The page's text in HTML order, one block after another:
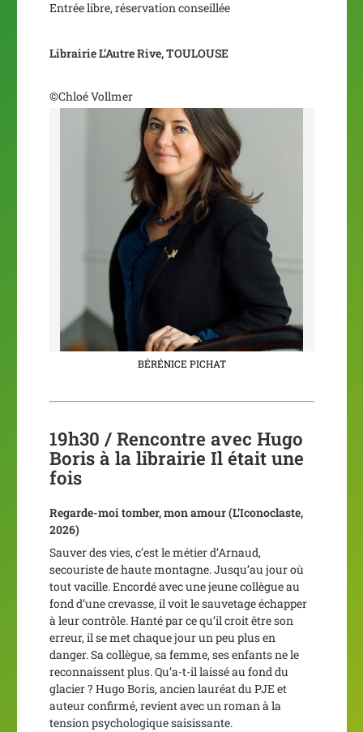
Entrée libre, réservation conseillée
Librairie L’Autre Rive, TOULOUSE
©Chloé Vollmer
BÉRÉNICE PICHAT
19h30 / Rencontre avec Hugo
Boris à la librairie Il était une
fois
Regarde-moi tomber, mon amour(L’Iconoclaste,
2026)
Sauver des vies, c’est le métier d’Arnaud,
secouriste de haute montagne. Jusqu’au jour où
tout vacille. Encordé avec une jeune collègue au
fond d’une crevasse, il voit le sauvetage échapper
à leur contrôle. Hanté par ce qu’il croit être son
erreur, il se met chaque jour un peu plus en
danger. Sa collègue, sa femme, ses enfants ne le
reconnaissent plus. Qu’a-t-il laissé au fond du
glacier ? Hugo Boris, ancien lauréat du PJE et
auteur confirmé, revient avec un roman à la
tension psychologique saisissante.